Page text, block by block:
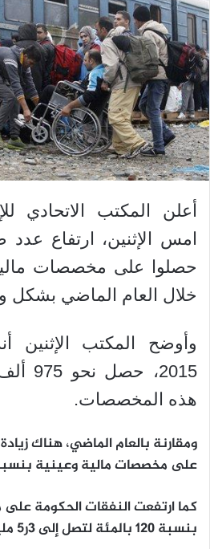
أعلن المكتب الاتحادي
امس الإثنين، ارتفاع عدد
حصلوا على مخصصات مالية
خلال العام الماضي بشكل
وأوضح المكتب الإثنين
هذه المخصصات.
ومقارنة بالعام الماضي، هناك
على مخصصات مالية وعينية بنسبة 169
كما ارتفعت النفقات الحكومة
بنسبة 120 بالمئة لتصل إلى 3ر5 مليار يورو تقريباً.